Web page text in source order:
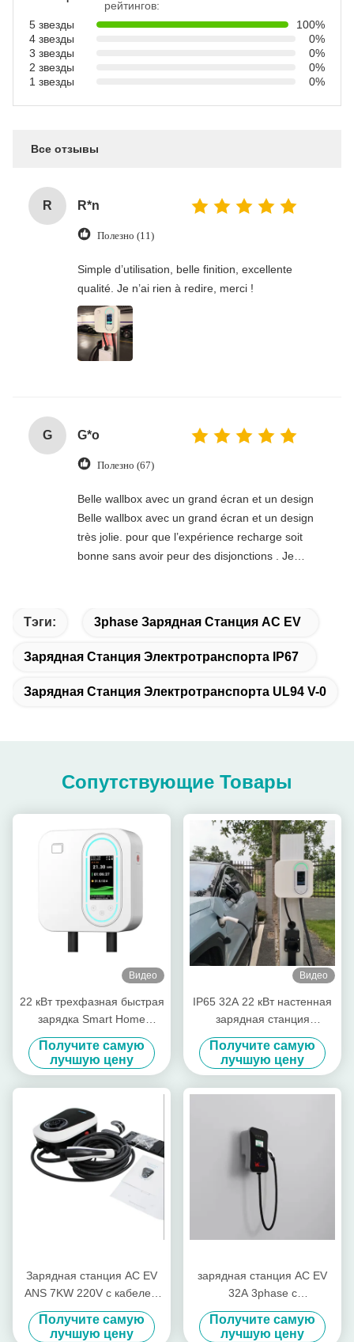
рейтингов:
5 звезды
100%
4 звезды
0%
3 звезды
0%
2 звезды
0%
1 звезды
0%
Все отзывы
R R*n
Полезно (11)
Simple d’utilisation, belle finition, excellente
qualité. Je n’ai rien à redire, merci !
G G*o
Полезно (67)
Belle wallbox avec un grand écran et un design
Belle wallbox avec un grand écran et un design
très jolie. pour que l’expérience recharge soit
bonne sans avoir peur des disjonctions . Je
Тэги: 3phase Зарядная Станция AC EV
Зарядная Станция Электротранспорта IP67
Зарядная Станция Электротранспорта UL94 V-0
Сопутствующие Товары
Видео
22 кВт трехфазная быстрая
зарядка Smart Home
Wallbox
сертифицированный CE
Настенное зарядное
устройство для
электромобилей IP65
водонепроницаемая
поддержка Подключение
RFID / WiFi / Bluetooth
Доступно в белом и черном
Получите самую
лучшую цену
Видео
IP65 32A 22 кВт настенная
зарядная станция
переменного тока для
электромобилей с
функцией отложенной
зарядки
Получите самую
лучшую цену
Зарядная станция AC EV
ANS 7KW 220V с кабелем
5m черным TUV
Получите самую
лучшую цену
зарядная станция AC EV
32A 3phase с
балансированием загрузки
OCPP WIFi
Получите самую
лучшую цену